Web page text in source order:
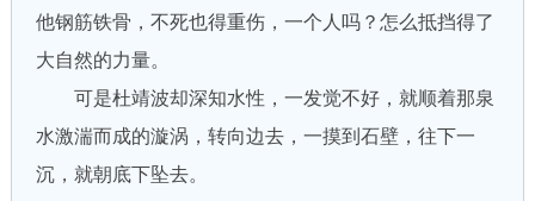
他钢筋铁骨，不死也得重伤，一个人吗？怎么抵挡得了
大自然的力量。
可是杜靖波却深知水性，一发觉不好，就顺着那泉
水激湍而成的漩涡，转向边去，一摸到石壁，往下一
沉，就朝底下坠去。